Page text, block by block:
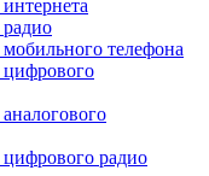
телефона
цифрового
цифрового радио